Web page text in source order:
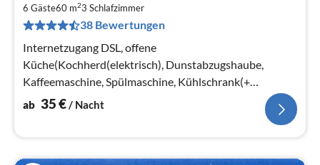
6 Gäste60 m23 Schlafzimmer
38 Bewertungen
Internetzugang DSL, offene
Küche(Kochherd(elektrisch), Dunstabzugshaube,
Kaffeemaschine, Spülmaschine, Kühlschrank(+
Gefrierfach)), Wohn-/Schlafzimmer(TV(dänische
ab 35€/ Nacht